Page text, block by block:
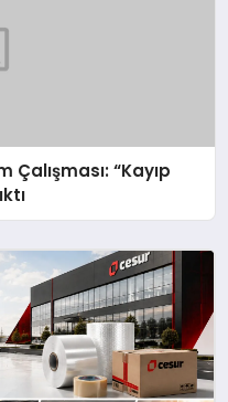
Çalışması: “Kayıp